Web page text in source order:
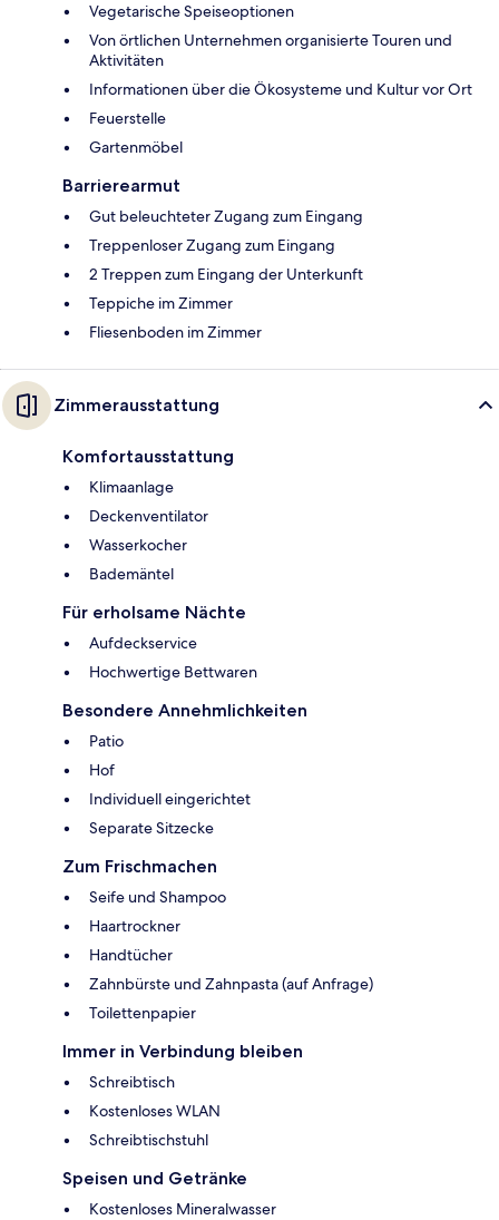
Vegetarische Speiseoptionen
Von örtlichen Unternehmen organisierte Touren und
Aktivitäten
Informationen über die Ökosysteme und Kultur vor Ort
Feuerstelle
Gartenmöbel
Barrierearmut
Gut beleuchteter Zugang zum Eingang
Treppenloser Zugang zum Eingang
2 Treppen zum Eingang der Unterkunft
Teppiche im Zimmer
Fliesenboden im Zimmer
Zimmerausstattung
Komfortausstattung
Klimaanlage
Deckenventilator
Wasserkocher
Bademäntel
Für erholsame Nächte
Aufdeckservice
Hochwertige Bettwaren
Besondere Annehmlichkeiten
Patio
Hof
Individuell eingerichtet
Separate Sitzecke
Zum Frischmachen
Seife und Shampoo
Haartrockner
Handtücher
Zahnbürste und Zahnpasta (auf Anfrage)
Toilettenpapier
Immer in Verbindung bleiben
Schreibtisch
Kostenloses WLAN
Schreibtischstuhl
Speisen und Getränke
Kostenloses Mineralwasser